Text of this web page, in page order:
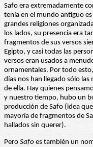
Safo era extremadamente
tenía en el mundo antiguo
grandes religiones
los lados, su presencia era
fragmentos de sus versos
Egipto, y casi todas las
versos eran usados a
ornamentales. Por todo
días nos han llegado sólo las
de ella. Hay quienes
y nuestro tiempo, hubo un
producción de Safo (idea
mayoría de fragmentos de
hallados sin querer).
Pero Safo es también un